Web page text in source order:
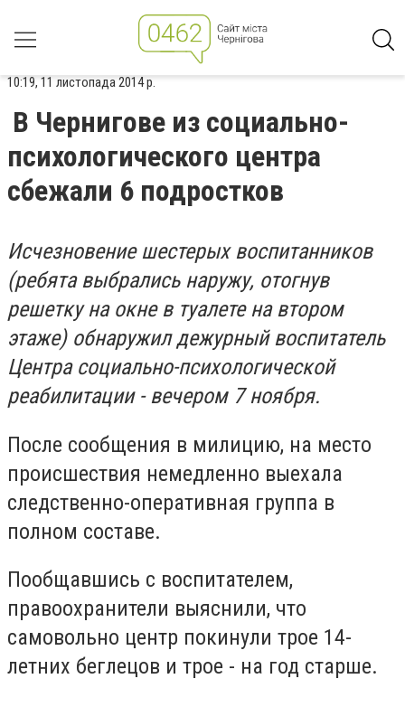
10:19, 11 листопада 2014 р.
В Чернигове из социально-
психологического центра
сбежали 6 подростков
Исчезновение шестерых воспитанников
(ребята выбрались наружу, отогнув
решетку на окне в туалете на втором
этаже) обнаружил дежурный воспитатель
Центра социально-психологической
реабилитации - вечером 7 ноября.
После сообщения в милицию, на место
происшествия немедленно выехала
следственно-оперативная группа в
полном составе.
Пообщавшись с воспитателем,
правоохранители выяснили, что
самовольно центр покинули трое 14-
летних беглецов и трое - на год старше.